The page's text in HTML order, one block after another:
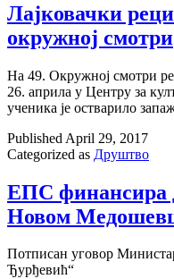
Лајковачки
окружној смотри
На 49. Окружној смотри
26. априла у Центру за
ученика је остварило
Published April 29, 2017
Categorized as Друштво
ЕПС финансира
Новом
Потписан уговор
Ђурђевић“